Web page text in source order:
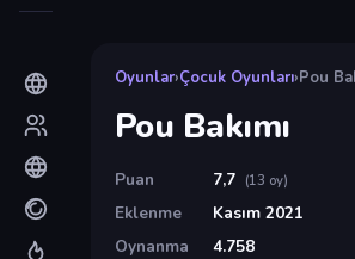
Oyunlar›Çocuk Oyunları›Pou
Pou Bakımı
Puan 7,7 (13 oy)
Eklenme
Kasım 2021
Oynanma
4.758